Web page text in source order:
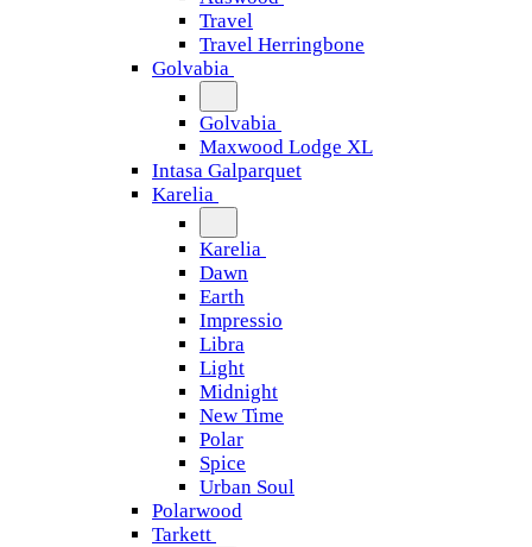
Travel
Travel Herringbone
Golvabia
Golvabia
Maxwood Lodge XL
Intasa Galparquet
Karelia
Karelia
Dawn
Earth
Impressio
Libra
Light
Midnight
New Time
Polar
Spice
Urban Soul
Polarwood
Tarkett